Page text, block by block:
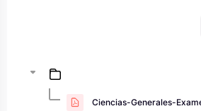
Ciencias-Generales-